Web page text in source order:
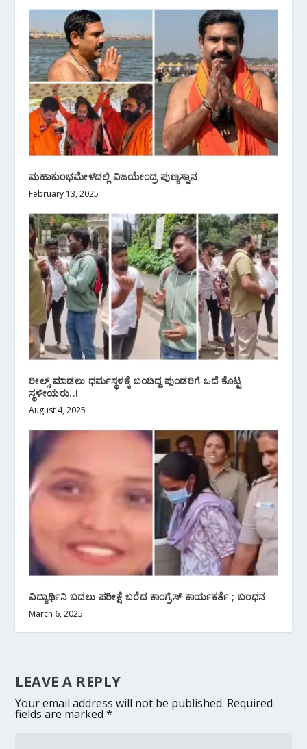
ಮಹಾಕುಂಭಮೇಳದಲ್ಲಿ ವಿಜಯೇಂದ್ರ ಪುಣ್ಯಸ್ನಾನ
February 13, 2025
ರೀಲ್ಸ್ ಮಾಡಲು ಧರ್ಮಸ್ಥಳಕ್ಕೆ ಬಂದಿದ್ದ ಪುಂಡರಿಗೆ ಒದೆ ಕೊಟ್ಟ
ಸ್ಥಳೀಯರು..!
August 4, 2025
ವಿದ್ಯಾರ್ಥಿನಿ ಬದಲು ಪರೀಕ್ಷೆ ಬರೆದ ಕಾಂಗ್ರೆಸ್ ಕಾರ್ಯಕರ್ತೆ ; ಬಂಧನ
March 6, 2025
LEAVE A REPLY
Your email address will not be published. Required
fields are marked*